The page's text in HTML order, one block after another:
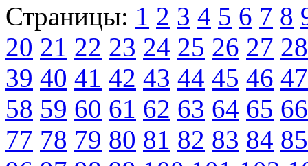
Страницы: 1 2 3 4 5 6 7 8
20 21 22 23 24 25 26 27 28
39 40 41 42 43 44 45 46 47
58 59 60 61 62 63 64 65 66
77 78 79 80 81 82 83 84 85